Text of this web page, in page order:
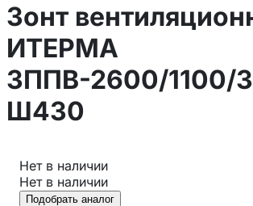
Зонт
ИТЕРМА
ЗППВ-2600/1100/
Ш430
Нет в наличии
Нет в наличии
Подобрать аналог